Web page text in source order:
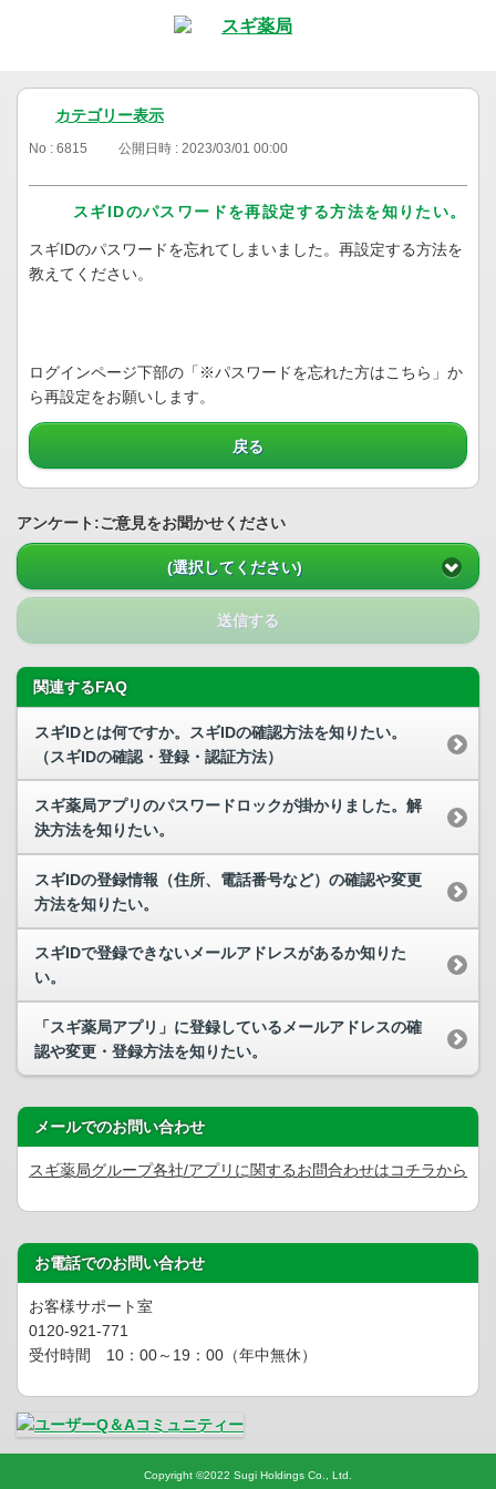
カテゴリー表示
No : 6815 公開日時 : 2023/03/01 00:00
スギIDのパスワードを再設定する方法を知りたい。
スギIDのパスワードを忘れてしまいました。再設定する方法を
教えてください。
ログインページ下部の「※パスワードを忘れた方はこちら」か
ら再設定をお願いします。
戻る
アンケート:ご意見をお聞かせください
(選択してください)
送信する
関連するFAQ
スギIDとは何ですか。スギIDの確認方法を知りたい。
（スギIDの確認・登録・認証方法）
スギ薬局アプリのパスワードロックが掛かりました。解
決方法を知りたい。
スギIDの登録情報（住所、電話番号など）の確認や変更
方法を知りたい。
スギIDで登録できないメールアドレスがあるか知りた
い。
「スギ薬局アプリ」に登録しているメールアドレスの確
認や変更・登録方法を知りたい。
メールでのお問い合わせ
スギ薬局グループ各社/アプリに関するお問合わせはコチラから
お電話でのお問い合わせ
お客様サポート室
0120-921-771
受付時間 10：00～19：00（年中無休）
Copyright ©2022 Sugi Holdings Co., Ltd.